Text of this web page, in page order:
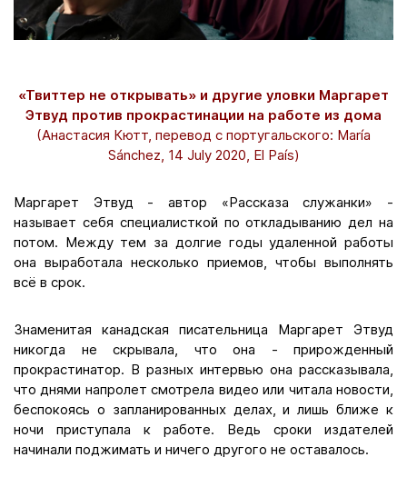
«Твиттер не открывать» и другие уловки Маргарет
Этвуд против прокрастинации на работе из дома
(Анастасия Кютт, перевод с португальского: María
Sánchez, 14 July 2020, El País)
Маргарет Этвуд - автор «Рассказа служанки» -
называет себя специалисткой по откладыванию дел на
потом. Между тем за долгие годы удаленной работы
она выработала несколько приемов, чтобы выполнять
всё в срок.
Знаменитая канадская писательница Маргарет Этвуд
никогда не скрывала, что она - прирожденный
прокрастинатор. В разных интервью она рассказывала,
что днями напролет смотрела видео или читала новости,
беспокоясь о запланированных делах, и лишь ближе к
ночи приступала к работе. Ведь сроки издателей
начинали поджимать и ничего другого не оставалось.